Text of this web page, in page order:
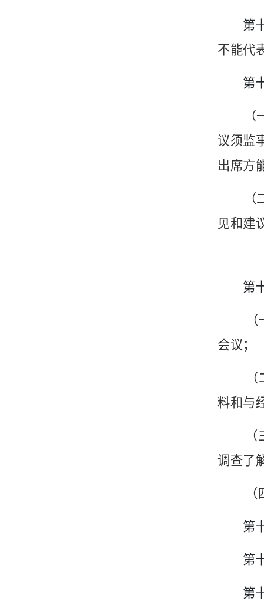
第
不能代
第
（
议须监
出席方
见和建
第
会议；
料和与
调查了
第
第
第